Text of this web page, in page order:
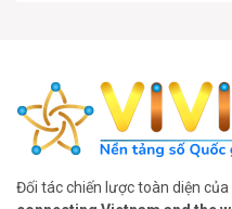
Đối tác chiến lược toàn diện của